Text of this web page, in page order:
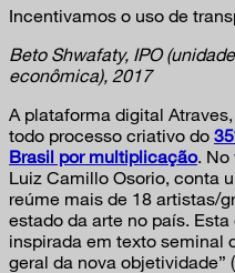
Incentivamos o uso de
Beto Shwafaty, IPO
econômica), 2017
A plataforma digital
todo processo criativo do
Brasil por multiplicação. No
Luiz Camillo Osorio, conta
reúme mais de 18 artistas/
estado da arte no país.
inspirada em texto seminal
geral da nova objetividade”